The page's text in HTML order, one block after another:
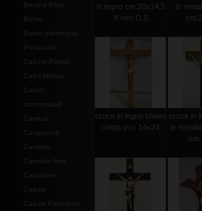
Bordi e Pizzi
Borse
Borse elemosina-
Portacalici
Calici e Pissidi
Calici Molina
Campanelli
Candele
Candele finte
Candelieri
Casule
Casule Pietrobon
in legno cm.20x14,5
X mm.O,5
in
croce in legno chiaro
corpo pvc 14x24
croce in
in